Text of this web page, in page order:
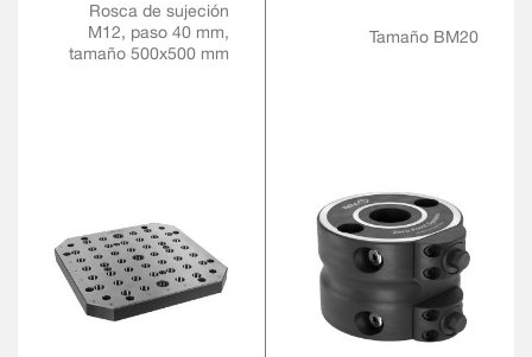
Rosca de sujeción
M12, paso 40 mm,
tamaño 500x500 mm
Tamaño BM20